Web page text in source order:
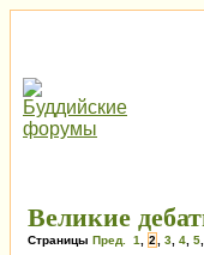
Великие
Страницы Пред. 1 2 3 4 5